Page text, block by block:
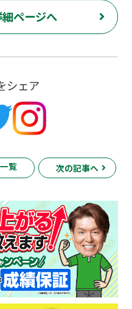
ページへ
シェア
覧 次の記事へ